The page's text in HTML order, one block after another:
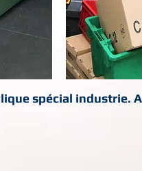
spécial industrie.